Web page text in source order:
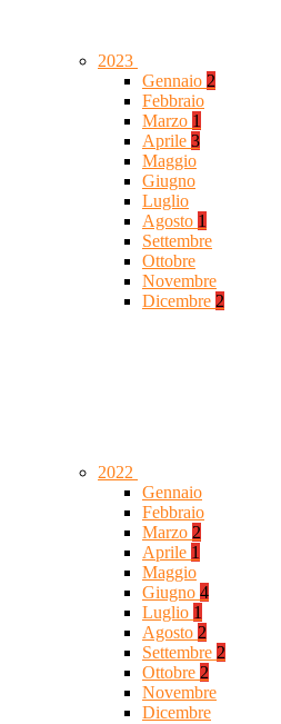
2023
Gennaio 2
Febbraio
Marzo 1
Aprile 3
Maggio
Giugno
Luglio
Agosto 1
Settembre
Ottobre
Novembre
Dicembre 2
2022
Gennaio
Febbraio
Marzo 2
Aprile 1
Maggio
Giugno 4
Luglio 1
Agosto 2
Settembre 2
Ottobre 2
Novembre
Dicembre